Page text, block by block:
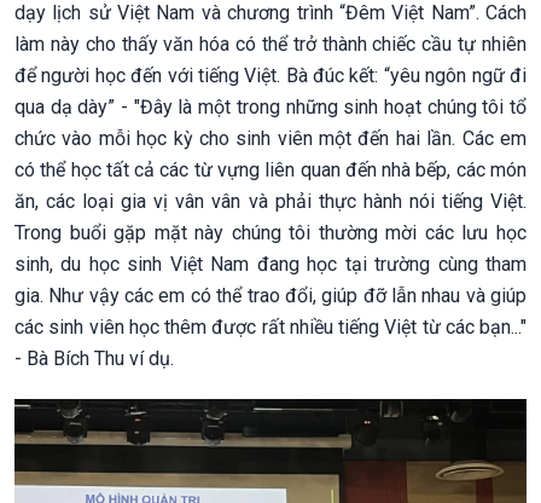
dạy lịch sử Việt Nam và chương trình “Đêm Việt Nam”. Cách
làm này cho thấy văn hóa có thể trở thành chiếc cầu tự nhiên
để người học đến với tiếng Việt. Bà đúc kết: “yêu ngôn ngữ đi
qua dạ dày” - "Đây là một trong những sinh hoạt chúng tôi tổ
chức vào mỗi học kỳ cho sinh viên một đến hai lần. Các em
có thể học tất cả các từ vựng liên quan đến nhà bếp, các món
ăn, các loại gia vị vân vân và phải thực hành nói tiếng Việt.
Trong buổi gặp mặt này chúng tôi thường mời các lưu học
sinh, du học sinh Việt Nam đang học tại trường cùng tham
gia. Như vậy các em có thể trao đổi, giúp đỡ lẫn nhau và giúp
các sinh viên học thêm được rất nhiều tiếng Việt từ các bạn..."
- Bà Bích Thu ví dụ.